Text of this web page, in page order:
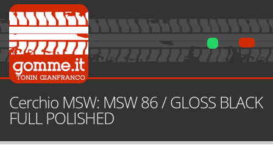
Cerchio MSW: MSW 86 / GLOSS BLACK
FULL POLISHED